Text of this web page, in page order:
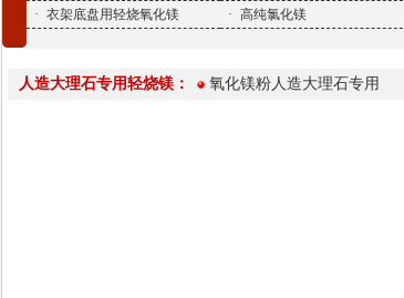
· 衣架底盘用轻烧氧化镁 · 高纯氯化镁
人造大理石专用轻烧镁： 氧化镁粉人造大理石专用